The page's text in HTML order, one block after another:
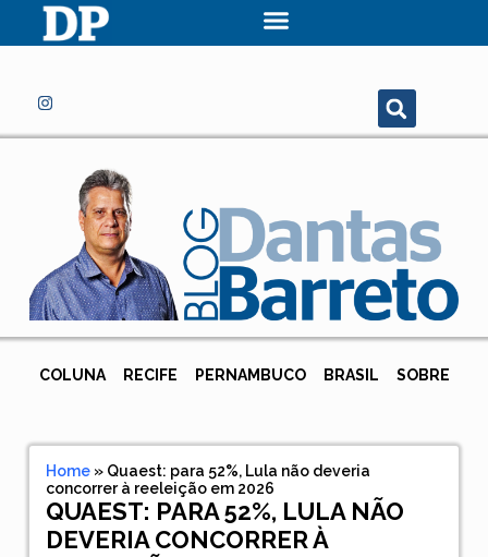
COLUNA RECIFE PERNAMBUCO BRASIL SOBRE
Home» Quaest: para 52%, Lula não deveria
concorrer à reeleição em 2026
QUAEST: PARA 52%, LULA NÃO
DEVERIA CONCORRER À